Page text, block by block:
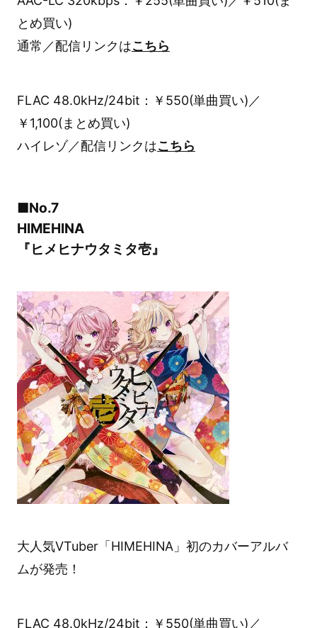
とめ買い)
通常／配信リンクはこちら
FLAC 48.0kHz/24bit：￥550(単曲買い)／
￥1,100(まとめ買い)
ハイレゾ／配信リンクはこちら
■No.7
HIMEHINA
『ヒメヒナウタミタ壱』
大人気VTuber「HIMEHINA」初のカバーアルバ
ムが発売！
FLAC 48.0kHz/24bit：￥550(単曲買い)／